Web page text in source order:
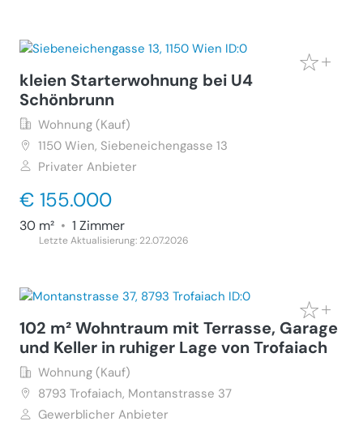
kleien Starterwohnung bei U4
Schönbrunn
Wohnung (Kauf)
1150 Wien, Siebeneichengasse 13
Privater Anbieter
€ 155.000
30 m² • 1 Zimmer
Letzte Aktualisierung: 22.07.2026
102 m² Wohntraum mit Terrasse, Garage
und Keller in ruhiger Lage von Trofaiach
Wohnung (Kauf)
8793 Trofaiach, Montanstrasse 37
Gewerblicher Anbieter